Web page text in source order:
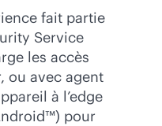
fait partie
Service
les accès
ou avec agent
à l’edge
pour